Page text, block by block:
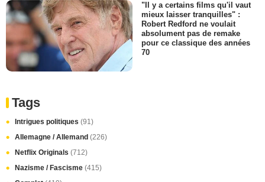
"Il y a certains films qu'il vaut
mieux laisser tranquilles" :
Robert Redford ne voulait
absolument pas de remake
pour ce classique des années
70
Tags
Intrigues politiques (91)
Allemagne / Allemand (226)
Netflix Originals (712)
Nazisme / Fascisme (415)